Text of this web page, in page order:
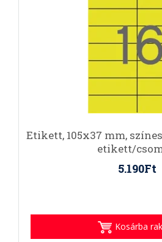
Etikett, 105x37 mm,
etikett/
5.190Ft
Kosárba